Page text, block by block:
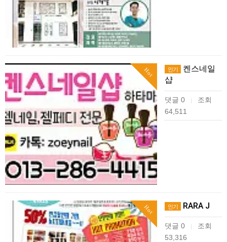
Hot 인기
켄스네일
샵
댓글 0 |
조회
64,511
Hot 인기 RARA J
댓글 0 |
조회
53,316